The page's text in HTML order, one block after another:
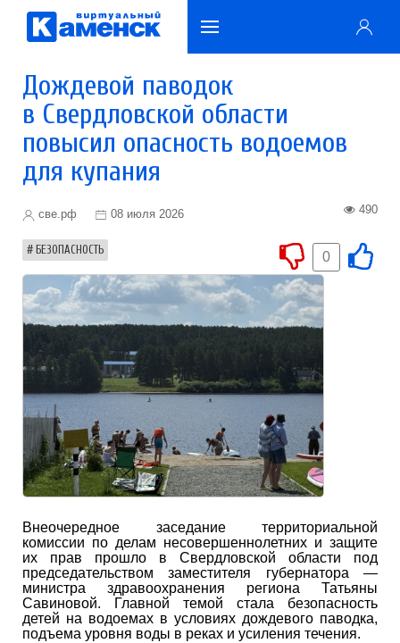
Дождевой паводок
в Свердловской области
повысил опасность водоемов
для купания
све.рф 08 июля 2026 490
БЕЗОПАСНОСТЬ 0
Внеочередное заседание территориальной
комиссии по делам несовершеннолетних и защите
их прав прошло в Свердловской области под
председательством заместителя губернатора —
министра здравоохранения региона Татьяны
Савиновой. Главной темой стала безопасность
детей на водоемах в условиях дождевого паводка,
подъема уровня воды в реках и усиления течения.